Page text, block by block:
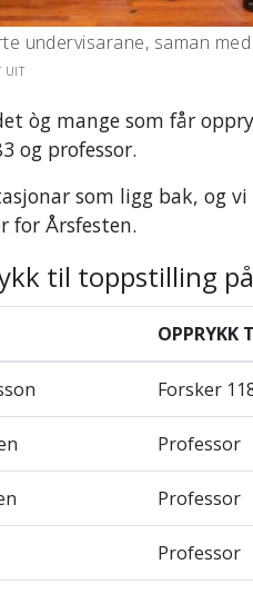
undervisarane, saman
UIT
òg mange som får
og professor.
som ligg bak, og
for Årsfesten.
til toppstilling
OPPRYKK
Forsker
Professor
Professor
Professor